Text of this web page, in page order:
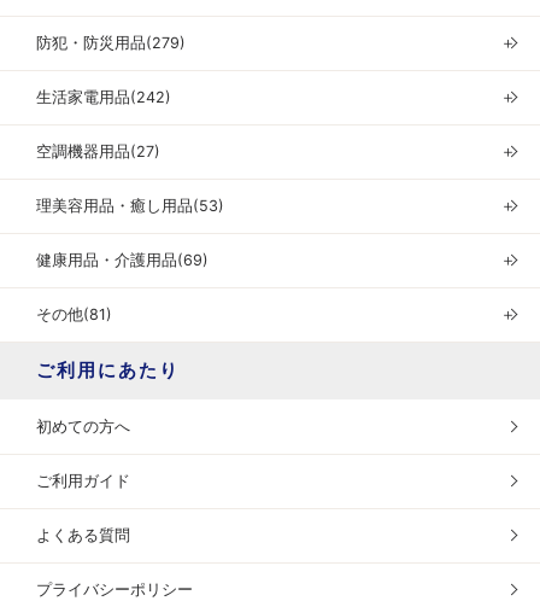
防犯・防災用品(279) ＋
生活家電用品(242) ＋
空調機器用品(27) ＋
理美容用品・癒し用品(53) ＋
健康用品・介護用品(69) ＋
その他(81) ＋
ご利用にあたり
初めての方へ
ご利用ガイド
よくある質問
プライバシーポリシー